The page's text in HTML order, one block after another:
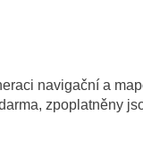
navigační a
zpoplatněny